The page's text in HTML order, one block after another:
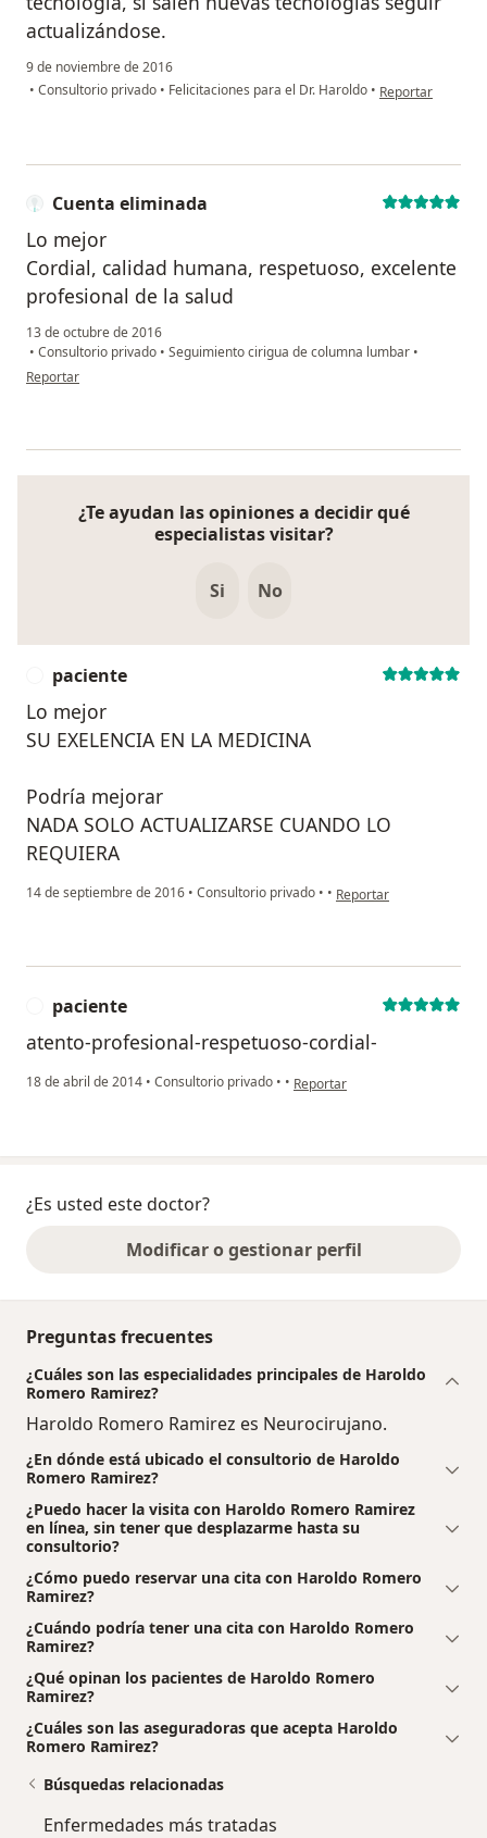
actualizándose.
9 de noviembre de 2016
• Consultorio privado • Felicitaciones para el Dr. Haroldo • en opinión del
Reportar
Cuenta eliminada
Lo mejor
Cordial, calidad humana, respetuoso, excelente
profesional de la salud
13 de octubre de 2016
• Consultorio privado • Seguimiento cirigua de columna lumbar •
en opinión del usuario Cuenta eliminada
Reportar
¿Te ayudan las opiniones a decidir qué
especialistas visitar?
Si No
paciente
Lo mejor
SU EXELENCIA EN LA MEDICINA
Podría mejorar
NADA SOLO ACTUALIZARSE CUANDO LO
REQUIERA
14 de septiembre de 2016 • Consultorio privado • • en opinión del usuario
Reportar
paciente
atento-profesional-respetuoso-cordial-
18 de abril de 2014 • Consultorio privado • • en opinión del usuario paciente
Reportar
¿Es usted este doctor?
Modificar o gestionar perfil
Preguntas frecuentes
¿Cuáles son las especialidades principales de Haroldo
Romero Ramirez?
Haroldo Romero Ramirez es Neurocirujano.
¿En dónde está ubicado el consultorio de Haroldo
Romero Ramirez?
¿Puedo hacer la visita con Haroldo Romero Ramirez
en línea, sin tener que desplazarme hasta su
consultorio?
¿Cómo puedo reservar una cita con Haroldo Romero
Ramirez?
¿Cuándo podría tener una cita con Haroldo Romero
Ramirez?
¿Qué opinan los pacientes de Haroldo Romero
Ramirez?
¿Cuáles son las aseguradoras que acepta Haroldo
Romero Ramirez?
Búsquedas relacionadas
Enfermedades más tratadas